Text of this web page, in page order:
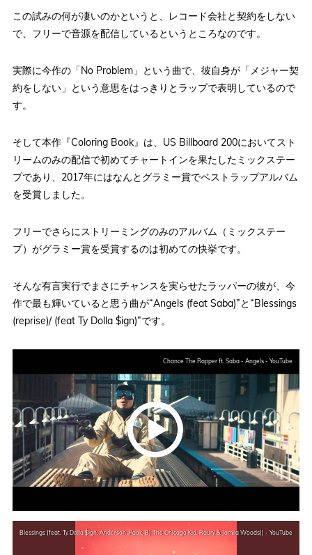
この試みの何が凄いのかというと、レコード会社と契約をしない
で、フリーで音源を配信しているというところなのです。
実際に今作の「No Problem」という曲で、彼自身が「メジャー契
約をしない」という意思をはっきりとラップで表明しているので
す。
そして本作『Coloring Book』は、US Billboard 200においてスト
リームのみの配信で初めてチャートインを果たしたミックステー
プであり、2017年にはなんとグラミー賞でベストラップアルバム
を受賞しました。
フリーでさらにストリーミングのみのアルバム（ミックステー
プ）がグラミー賞を受賞するのは初めての快挙です。
そんな有言実行でまさにチャンスを実らせたラッパーの彼が、今
作で最も輝いていると思う曲が“Angels (feat Saba)”と“Blessings
(reprise)/ (feat Ty Dolla $ign)”です。
Chance The Rapper ft. Saba - Angels - YouTube
Blessings (feat. Ty Dolla $ign, Anderson .Paak, BJ The Chicago Kid, Raury & Jamila Woods)) - YouTube